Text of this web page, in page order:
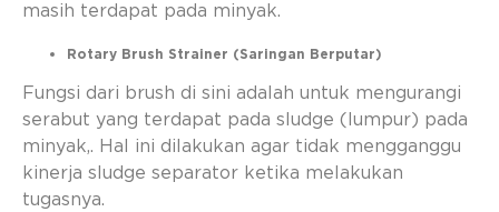
masih terdapat pada minyak.
Rotary Brush Strainer (Saringan Berputar)
Fungsi dari brush di sini adalah untuk mengurangi
serabut yang terdapat pada sludge (lumpur) pada
minyak,. Hal ini dilakukan agar tidak mengganggu
kinerja sludge separator ketika melakukan
tugasnya.